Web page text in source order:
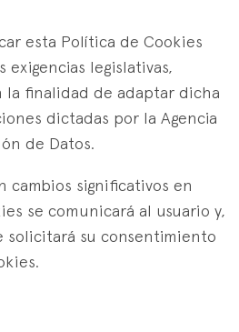
esta Política de Cookies
legislativas,
la finalidad de adaptar dicha
dictadas por la Agencia
de Datos.
cambios significativos en
se comunicará al usuario y,
solicitará su consentimiento